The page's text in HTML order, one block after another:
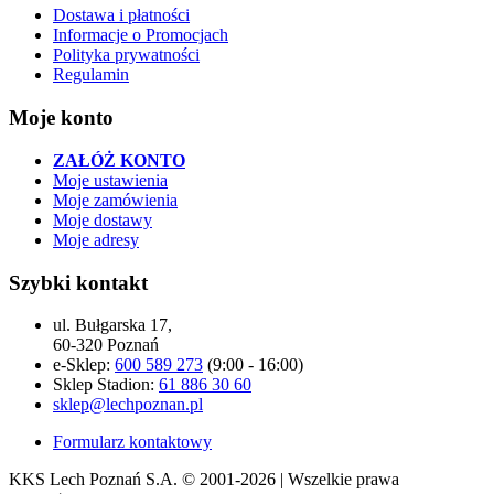
Dostawa i płatności
Informacje o Promocjach
Polityka prywatności
Regulamin
Moje konto
ZAŁÓŻ KONTO
Moje ustawienia
Moje zamówienia
Moje dostawy
Moje adresy
Szybki kontakt
ul. Bułgarska 17,
60-320 Poznań
e-Sklep: 600 589 273 (9:00 - 16:00)
Sklep Stadion: 61 886 30 60
sklep@lechpoznan.pl
Formularz kontaktowy
KKS Lech Poznań S.A. © 2001-2026 | Wszelkie prawa